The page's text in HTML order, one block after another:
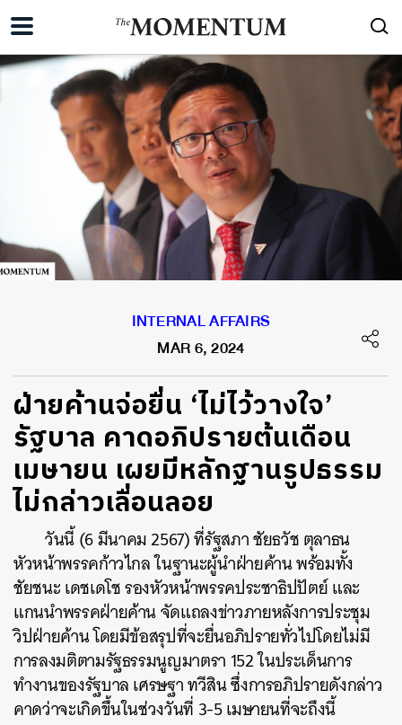
INTERNAL AFFAIRS
MAR 6, 2024
ฝ่ายค้านจ่อยื่น ‘ไม่ไว้วางใจ’
รัฐบาล คาดอภิปรายต้นเดือน
เมษายน เผยมีหลักฐานรูปธรรม
ไม่กล่าวเลื่อนลอย
วันนี้ (6 มีนาคม2567) ที่รัฐสภา ชัยธวัช ตุลาธน
หัวหน้าพรรคก้าวไกล ในฐานะผู้นำฝ่ายค้าน พร้อมทั้ง
ชัยชนะ เดชเดโช รองหัวหน้าพรรคประชาธิปปัตย์ และ
แกนนำพรรคฝ่ายค้าน จัดแถลงข่าวภายหลังการประชุม
วิปฝ่ายค้าน โดยมีข้อสรุปที่จะยื่นอภิปรายทั่วไปโดยไม่มี
การลงมติตามรัฐธรรมนูญมาตรา 152ในประเด็นการ
ทำงานของรัฐบาล เศรษฐา ทวีสิน ซึ่งการอภิปรายดังกล่าว
คาดว่าจะเกิดขึ้นในช่วงวันที่ 3-5 เมษายนที่จะถึงนี้